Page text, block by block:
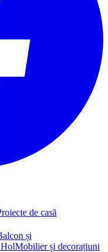
de casă
și
Mobilier și decorațiuni